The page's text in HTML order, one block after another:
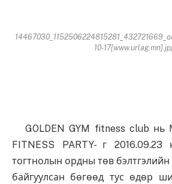
10-
GOLDEN GYM fitness club нь
FITNESS PARTY- г
тогтнолын ордны төв
байгуулсан бөгөөд тус өдөр